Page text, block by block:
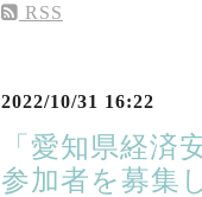
RSS
2022/10/31 16:22
「愛知県経
参加者を募集